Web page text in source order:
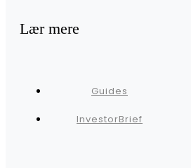
Lær mere
Guides
InvestorBrief